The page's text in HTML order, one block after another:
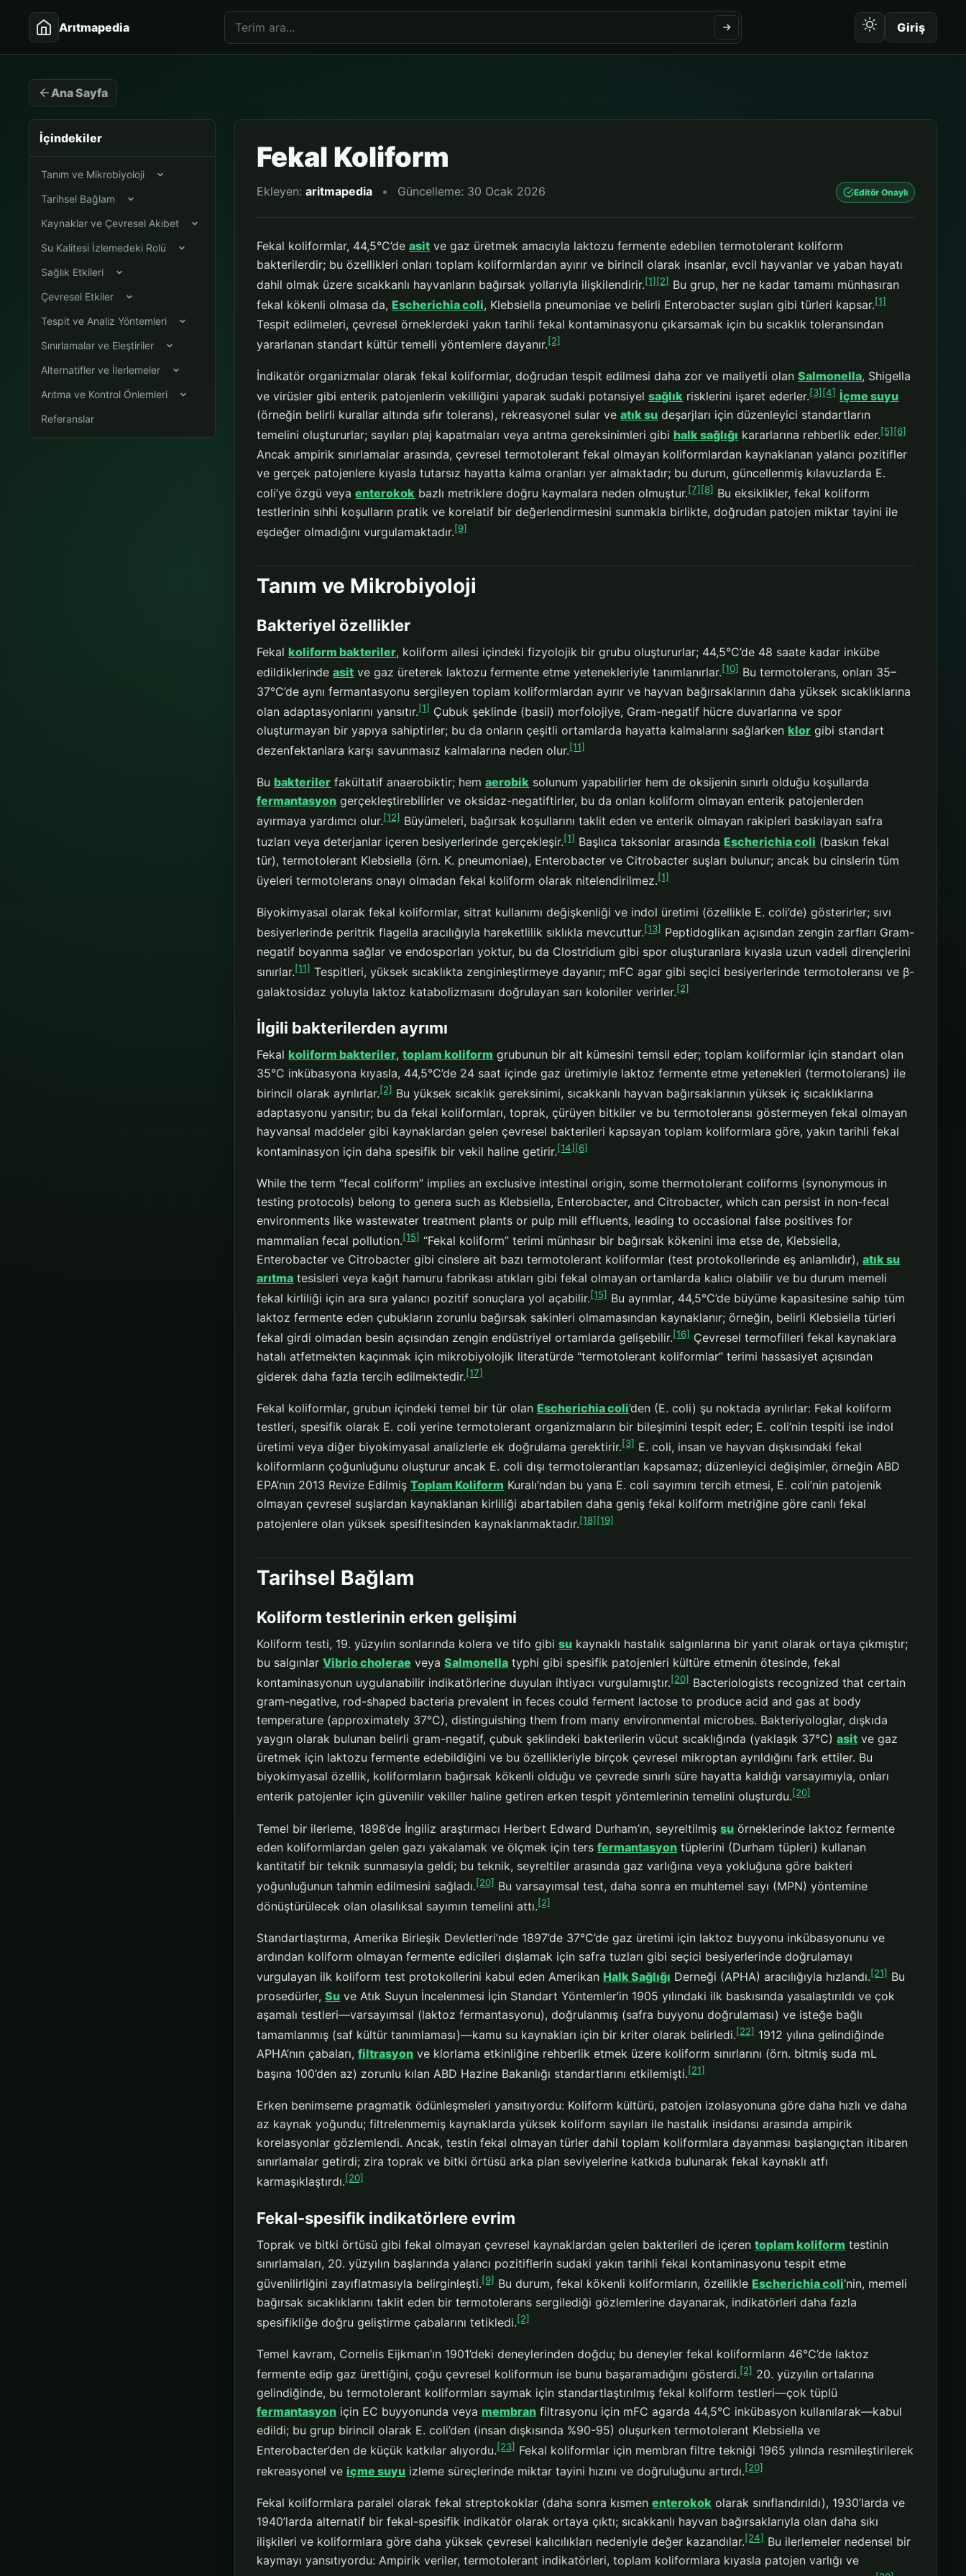
Arıtmapedia Giriş
Ana Sayfa
İçindekiler
Tanım ve Mikrobiyoloji
Tarihsel Bağlam
Kaynaklar ve Çevresel Akıbet
Su Kalitesi İzlemedeki Rolü
Sağlık Etkileri
Çevresel Etkiler
Tespit ve Analiz Yöntemleri
Sınırlamalar ve Eleştiriler
Alternatifler ve İlerlemeler
Arıtma ve Kontrol Önlemleri
Referanslar
Fekal Koliform
Ekleyen:aritmapedia • Güncelleme: 30 Ocak 2026 Editör Onaylı
Fekal koliformlar, 44,5°C’deasit ve gaz üretmek amacıyla laktozu fermente edebilen termotolerant koliform
bakterilerdir; bu özellikleri onları toplam koliformlardan ayırır ve birincil olarak insanlar, evcil hayvanlar ve yaban hayatı
dahil olmak üzere sıcakkanlı hayvanların bağırsak yollarıyla ilişkilendirir.[1] [2] Bu grup, her ne kadar tamamı münhasıran
fekal kökenli olmasa da, Escherichia coli, Klebsiella pneumoniae ve belirli Enterobacter suşları gibi türleri kapsar.[1]
Tespit edilmeleri, çevresel örneklerdeki yakın tarihli fekal kontaminasyonu çıkarsamak için bu sıcaklık toleransından
yararlanan standart kültür temelli yöntemlere dayanır.[2]
İndikatör organizmalar olarak fekal koliformlar, doğrudan tespit edilmesi daha zor ve maliyetli olanSalmonella, Shigella
ve virüsler gibi enterik patojenlerin vekilliğini yaparak sudaki potansiyelsağlık risklerini işaret ederler.[3] [4] İçme suyu
(örneğin belirli kurallar altında sıfır tolerans), rekreasyonel sular veatık su deşarjları için düzenleyici standartların
temelini oluştururlar; sayıları plaj kapatmaları veya arıtma gereksinimleri gibi halk sağlığı kararlarına rehberlik eder.[5] [6]
Ancak ampirik sınırlamalar arasında, çevresel termotolerant fekal olmayan koliformlardan kaynaklanan yalancı pozitifler
ve gerçek patojenlere kıyasla tutarsız hayatta kalma oranları yer almaktadır; bu durum, güncellenmiş kılavuzlarda E.
coli’ye özgü veyaenterokok bazlı metriklere doğru kaymalara neden olmuştur.[7] [8] Bu eksiklikler, fekal koliform
testlerinin sıhhi koşulların pratik ve korelatif bir değerlendirmesini sunmakla birlikte, doğrudan patojen miktar tayini ile
eşdeğer olmadığını vurgulamaktadır.[9]
Tanım ve Mikrobiyoloji
Bakteriyel özellikler
Fekal koliform bakteriler, koliform ailesi içindeki fizyolojik bir grubu oluştururlar; 44,5°C’de 48 saate kadar inkübe
edildiklerindeasit ve gaz üreterek laktozu fermente etme yetenekleriyle tanımlanırlar.[10] Bu termotolerans, onları 35–
37°C’de aynı fermantasyonu sergileyen toplam koliformlardan ayırır ve hayvan bağırsaklarının daha yüksek sıcaklıklarına
olan adaptasyonlarını yansıtır.[1] Çubuk şeklinde (basil) morfolojiye, Gram-negatif hücre duvarlarına ve spor
oluşturmayan bir yapıya sahiptirler; bu da onların çeşitli ortamlarda hayatta kalmalarını sağlarken klor gibi standart
dezenfektanlara karşı savunmasız kalmalarına neden olur.[11]
Bu bakteriler fakültatif anaerobiktir; hemaerobik solunum yapabilirler hem de oksijenin sınırlı olduğu koşullarda
fermantasyon gerçekleştirebilirler ve oksidaz-negatiftirler, bu da onları koliform olmayan enterik patojenlerden
ayırmaya yardımcı olur.[12] Büyümeleri, bağırsak koşullarını taklit eden ve enterik olmayan rakipleri baskılayan safra
tuzları veya deterjanlar içeren besiyerlerinde gerçekleşir.[1] Başlıca taksonlar arasında Escherichia coli (baskın fekal
tür), termotolerant Klebsiella (örn. K. pneumoniae), Enterobacter ve Citrobacter suşları bulunur; ancak bu cinslerin tüm
üyeleri termotolerans onayı olmadan fekal koliform olarak nitelendirilmez.[1]
Biyokimyasal olarak fekal koliformlar, sitrat kullanımı değişkenliği ve indol üretimi (özellikle E. coli’de) gösterirler; sıvı
besiyerlerinde peritrik flagella aracılığıyla hareketlilik sıklıkla mevcuttur.[13] Peptidoglikan açısından zengin zarfları Gram-
negatif boyanma sağlar ve endosporları yoktur, bu da Clostridium gibi spor oluşturanlara kıyasla uzun vadeli dirençlerini
sınırlar.[11]Tespitleri, yüksek sıcaklıkta zenginleştirmeye dayanır; mFC agar gibi seçici besiyerlerinde termotoleransı ve β-
galaktosidaz yoluyla laktoz katabolizmasını doğrulayan sarı koloniler verirler.[2]
İlgili bakterilerden ayrımı
Fekal koliform bakteriler,toplam koliform grubunun bir alt kümesini temsil eder; toplam koliformlar için standart olan
35°C inkübasyona kıyasla, 44,5°C’de 24 saat içinde gaz üretimiyle laktoz fermente etme yetenekleri (termotolerans) ile
birincil olarak ayrılırlar.[2] Bu yüksek sıcaklık gereksinimi, sıcakkanlı hayvan bağırsaklarının yüksek iç sıcaklıklarına
adaptasyonu yansıtır; bu da fekal koliformları, toprak, çürüyen bitkiler ve bu termotoleransı göstermeyen fekal olmayan
hayvansal maddeler gibi kaynaklardan gelen çevresel bakterileri kapsayan toplam koliformlara göre, yakın tarihli fekal
kontaminasyon için daha spesifik bir vekil haline getirir.[14][6]
While the term “fecal coliform” implies an exclusive intestinal origin, some thermotolerant coliforms (synonymous in
testing protocols) belong to genera such as Klebsiella, Enterobacter, and Citrobacter, which can persist in non-fecal
environments like wastewater treatment plants or pulp mill effluents, leading to occasional false positives for
mammalian fecal pollution.[15] “Fekal koliform” terimi münhasır bir bağırsak kökenini ima etse de, Klebsiella,
Enterobacter ve Citrobacter gibi cinslere ait bazı termotolerant koliformlar (test protokollerinde eş anlamlıdır),atık su
arıtma tesisleri veya kağıt hamuru fabrikası atıkları gibi fekal olmayan ortamlarda kalıcı olabilir ve bu durum memeli
fekal kirliliği için ara sıra yalancı pozitif sonuçlara yol açabilir.[15] Bu ayrımlar, 44,5°C’de büyüme kapasitesine sahip tüm
laktoz fermente eden çubukların zorunlu bağırsak sakinleri olmamasından kaynaklanır; örneğin, belirli Klebsiella türleri
fekal girdi olmadan besin açısından zengin endüstriyel ortamlarda gelişebilir.[16]Çevresel termofilleri fekal kaynaklara
hatalı atfetmekten kaçınmak için mikrobiyolojik literatürde “termotolerant koliformlar” terimi hassasiyet açısından
giderek daha fazla tercih edilmektedir.[17]
Fekal koliformlar, grubun içindeki temel bir tür olan Escherichia coli’den (E. coli) şu noktada ayrılırlar: Fekal koliform
testleri, spesifik olarak E. coli yerine termotolerant organizmaların bir bileşimini tespit eder; E. coli’nin tespiti ise indol
üretimi veya diğer biyokimyasal analizlerle ek doğrulama gerektirir.[3] E. coli, insan ve hayvan dışkısındaki fekal
koliformların çoğunluğunu oluşturur ancak E. coli dışı termotolerantları kapsamaz; düzenleyici değişimler, örneğin ABD
EPA’nın 2013 Revize EdilmişToplam Koliform Kuralı’ndan bu yana E. coli sayımını tercih etmesi, E. coli’nin patojenik
olmayan çevresel suşlardan kaynaklanan kirliliği abartabilen daha geniş fekal koliform metriğine göre canlı fekal
patojenlere olan yüksek spesifitesinden kaynaklanmaktadır.[18][19]
Tarihsel Bağlam
Koliform testlerinin erken gelişimi
Koliform testi, 19. yüzyılın sonlarında kolera ve tifo gibisu kaynaklı hastalık salgınlarına bir yanıt olarak ortaya çıkmıştır;
bu salgınlarVibrio cholerae veyaSalmonella typhi gibi spesifik patojenleri kültüre etmenin ötesinde, fekal
kontaminasyonun uygulanabilir indikatörlerine duyulan ihtiyacı vurgulamıştır.[20] Bacteriologists recognized that certain
gram-negative, rod-shaped bacteria prevalent in feces could ferment lactose to produce acid and gas at body
temperature (approximately 37°C), distinguishing them from many environmental microbes. Bakteriyologlar, dışkıda
yaygın olarak bulunan belirli gram-negatif, çubuk şeklindeki bakterilerin vücut sıcaklığında (yaklaşık 37°C)asit ve gaz
üretmek için laktozu fermente edebildiğini ve bu özellikleriyle birçok çevresel mikroptan ayrıldığını fark ettiler. Bu
biyokimyasal özellik, koliformların bağırsak kökenli olduğu ve çevrede sınırlı süre hayatta kaldığı varsayımıyla, onları
enterik patojenler için güvenilir vekiller haline getiren erken tespit yöntemlerinin temelini oluşturdu.[20]
Temel bir ilerleme, 1898’de İngiliz araştırmacı Herbert Edward Durham’ın, seyreltilmişsu örneklerinde laktoz fermente
eden koliformlardan gelen gazı yakalamak ve ölçmek için tersfermantasyon tüplerini (Durham tüpleri) kullanan
kantitatif bir teknik sunmasıyla geldi; bu teknik, seyreltiler arasında gaz varlığına veya yokluğuna göre bakteri
yoğunluğunun tahmin edilmesini sağladı.[20]Bu varsayımsal test, daha sonra en muhtemel sayı (MPN) yöntemine
dönüştürülecek olan olasılıksal sayımın temelini attı.[2]
Standartlaştırma, Amerika Birleşik Devletleri’nde 1897’de 37°C’de gaz üretimi için laktoz buyyonu inkübasyonunu ve
ardından koliform olmayan fermente edicileri dışlamak için safra tuzları gibi seçici besiyerlerinde doğrulamayı
vurgulayan ilk koliform test protokollerini kabul eden Amerikan Halk Sağlığı Derneği (APHA) aracılığıyla hızlandı.[21] Bu
prosedürler,Su ve Atık Suyun İncelenmesi İçin Standart Yöntemler’in 1905 yılındaki ilk baskısında yasalaştırıldı ve çok
aşamalı testleri—varsayımsal (laktoz fermantasyonu), doğrulanmış (safra buyyonu doğrulaması) ve isteğe bağlı
tamamlanmış (saf kültür tanımlaması)—kamu su kaynakları için bir kriter olarak belirledi.[22]1912 yılına gelindiğinde
APHA’nın çabaları,filtrasyon ve klorlama etkinliğine rehberlik etmek üzere koliform sınırlarını (örn. bitmiş suda mL
başına 100’den az) zorunlu kılan ABD Hazine Bakanlığı standartlarını etkilemişti.[21]
Erken benimseme pragmatik ödünleşmeleri yansıtıyordu: Koliform kültürü, patojen izolasyonuna göre daha hızlı ve daha
az kaynak yoğundu; filtrelenmemiş kaynaklarda yüksek koliform sayıları ile hastalık insidansı arasında ampirik
korelasyonlar gözlemlendi. Ancak, testin fekal olmayan türler dahil toplam koliformlara dayanması başlangıçtan itibaren
sınırlamalar getirdi; zira toprak ve bitki örtüsü arka plan seviyelerine katkıda bulunarak fekal kaynaklı atfı
karmaşıklaştırdı.[20]
Fekal-spesifik indikatörlere evrim
Toprak ve bitki örtüsü gibi fekal olmayan çevresel kaynaklardan gelen bakterileri de içerentoplam koliform testinin
sınırlamaları, 20. yüzyılın başlarında yalancı pozitiflerin sudaki yakın tarihli fekal kontaminasyonu tespit etme
güvenilirliğini zayıflatmasıyla belirginleşti.[9]Bu durum, fekal kökenli koliformların, özellikle Escherichia coli’nin, memeli
bağırsak sıcaklıklarını taklit eden bir termotolerans sergilediği gözlemlerine dayanarak, indikatörleri daha fazla
spesifikliğe doğru geliştirme çabalarını tetikledi.[2]
Temel kavram, Cornelis Eijkman’ın 1901’deki deneylerinden doğdu; bu deneyler fekal koliformların 46°C’de laktoz
fermente edip gaz ürettiğini, çoğu çevresel koliformun ise bunu başaramadığını gösterdi.[2] 20. yüzyılın ortalarına
gelindiğinde, bu termotolerant koliformları saymak için standartlaştırılmış fekal koliform testleri—çok tüplü
fermantasyon için EC buyyonunda veya membran filtrasyonu için mFC agarda 44,5°C inkübasyon kullanılarak—kabul
edildi; bu grup birincil olarak E. coli’den (insan dışkısında %90-95) oluşurken termotolerant Klebsiella ve
Enterobacter’den de küçük katkılar alıyordu.[23] Fekal koliformlar için membran filtre tekniği 1965 yılında resmileştirilerek
rekreasyonel ve içme suyu izleme süreçlerinde miktar tayini hızını ve doğruluğunu artırdı.[20]
Fekal koliformlara paralel olarak fekal streptokoklar (daha sonra kısmenenterokok olarak sınıflandırıldı), 1930’larda ve
1940’larda alternatif bir fekal-spesifik indikatör olarak ortaya çıktı; sıcakkanlı hayvan bağırsaklarıyla olan daha sıkı
ilişkileri ve koliformlara göre daha yüksek çevresel kalıcılıkları nedeniyle değer kazandılar.[24] Bu ilerlemeler nedensel bir
kaymayı yansıtıyordu: Ampirik veriler, termotolerant indikatörleri, toplam koliformlara kıyasla patojen varlığı ve